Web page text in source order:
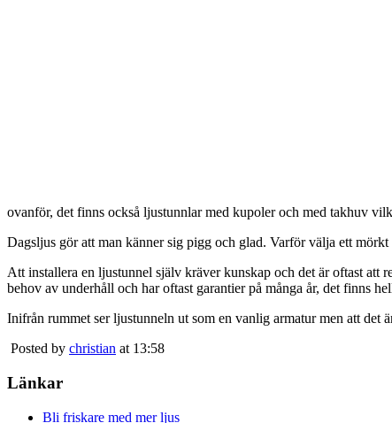
ovanför, det finns också ljustunnlar med kupoler och med takhuv
Dagsljus gör att man känner sig pigg och glad. Varför välja ett
Att installera en ljustunnel själv kräver kunskap och det är oftast att
behov av underhåll och har oftast garantier på många år, det finns
Inifrån rummet ser ljustunneln ut som en vanlig armatur men att det
Posted by christian at 13:58
Länkar
Bli friskare med mer ljus